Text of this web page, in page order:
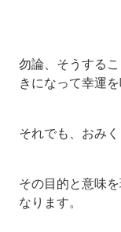
勿論、そうする
きになって幸運
それでも、おみ
その目的と意味
なります。